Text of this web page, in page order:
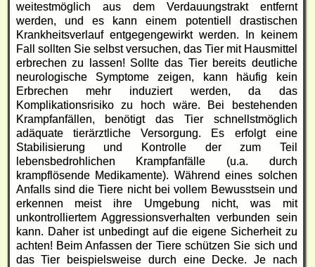
weitestmöglich aus dem Verdauungstrakt entfernt
werden, und es kann einem potentiell drastischen
Krankheitsverlauf entgegengewirkt werden. In keinem
Fall sollten Sie selbst versuchen, das Tier mit Hausmittel
erbrechen zu lassen! Sollte das Tier bereits deutliche
neurologische Symptome zeigen, kann häufig kein
Erbrechen mehr induziert werden, da das
Komplikationsrisiko zu hoch wäre. Bei bestehenden
Krampfanfällen, benötigt das Tier schnellstmöglich
adäquate tierärztliche Versorgung. Es erfolgt eine
Stabilisierung und Kontrolle der zum Teil
lebensbedrohlichen Krampfanfälle (u.a. durch
krampflösende Medikamente). Während eines solchen
Anfalls sind die Tiere nicht bei vollem Bewusstsein und
erkennen meist ihre Umgebung nicht, was mit
unkontrolliertem Aggressionsverhalten verbunden sein
kann. Daher ist unbedingt auf die eigene Sicherheit zu
achten! Beim Anfassen der Tiere schützen Sie sich und
das Tier beispielsweise durch eine Decke. Je nach